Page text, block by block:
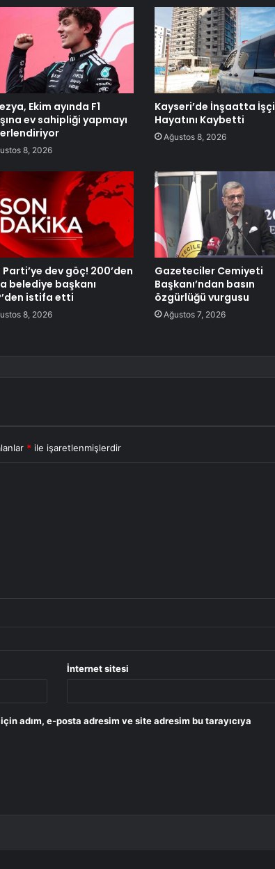
Ekim ayında F1
ev sahipliği yapmayı
8, 2026
Kayseri’de İnşaatta İşçi
Hayatını Kaybetti
Ağustos 8, 2026
Parti’ye dev göç! 200’den
belediye başkanı
istifa etti
8, 2026
Gazeteciler Cemiyeti
Başkanı’ndan basın
özgürlüğü vurgusu
Ağustos 7, 2026
* ile işaretlenmişlerdir
İnternet sitesi
adım, e-posta adresim ve site adresim bu tarayıcıya